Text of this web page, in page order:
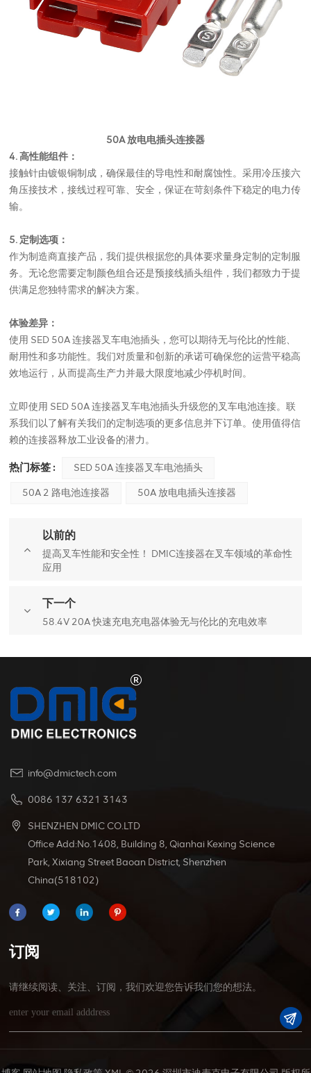
50A 放电电插头连接器
4. 高性能组件：
接触针由镀银铜制成，确保最佳的导电性和耐腐蚀性。采用冷压接六
角压接技术，接线过程可靠、安全，保证在苛刻条件下稳定的电力传
输。
5. 定制选项：
作为制造商直接产品，我们提供根据您的具体要求量身定制的定制服
务。无论您需要定制颜色组合还是预接线插头组件，我们都致力于提
供满足您独特需求的解决方案。
体验差异：
使用 SED 50A 连接器叉车电池插头，您可以期待无与伦比的性能、
耐用性和多功能性。我们对质量和创新的承诺可确保您的运营平稳高
效地运行，从而提高生产力并最大限度地减少停机时间。
立即使用 SED 50A 连接器叉车电池插头升级您的叉车电池连接。联
系我们以了解有关我们的定制选项的更多信息并下订单。使用值得信
赖的连接器释放工业设备的潜力。
热门标签 : SED 50A 连接器叉车电池插头
50A 2 路电池连接器 50A 放电电插头连接器
以前的
提高叉车性能和安全性！ DMIC连接器在叉车领域的革命性
应用
下一个
58.4V 20A 快速充电充电器体验无与伦比的充电效率
info@dmictech.com
0086 137 6321 3143
SHENZHEN DMIC CO.LTD
Office Add:No.1408, Building 8, Qianhai Kexing Science
Park, Xixiang Street Baoan District, Shenzhen
China(518102)
订阅
请继续阅读、关注、订阅，我们欢迎您告诉我们您的想法。